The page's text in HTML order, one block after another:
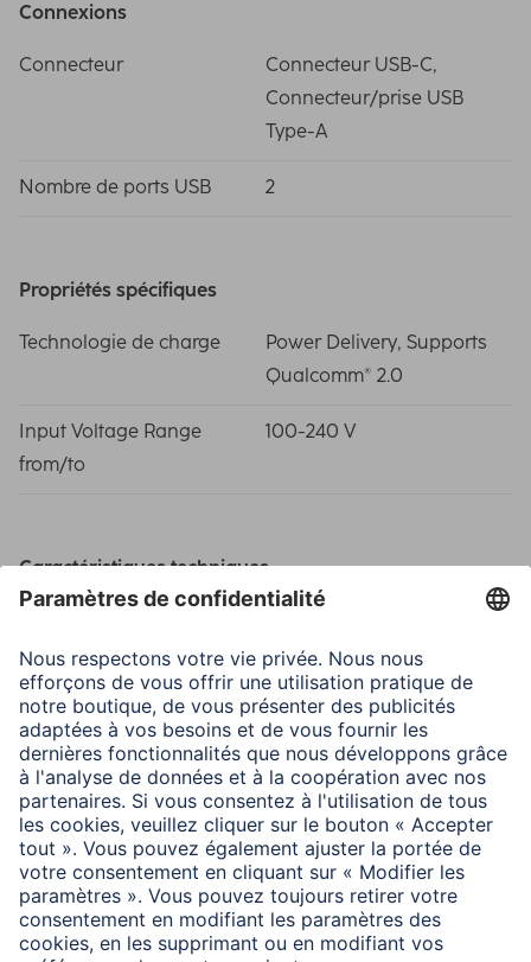
Connexions
Connecteur
Connecteur USB-C,
Connecteur/prise USB
Type-A
Nombre de ports USB 2
Propriétés spécifiques
Technologie de charge
Power Delivery, Supports
Qualcomm® 2.0
Input Voltage Range
from/to
100-240 V
Caractéristiques techniques
Information des consommateurs
Pour savoir si votre tablette ou smartphone est
compatible avec la technologie Power Delivery (PD),
veuillez consulter les informations produit ou le mode
d’emploi de votre appareil ou vous adresser à son